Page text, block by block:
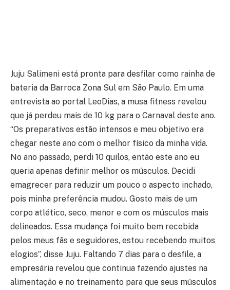
Juju Salimeni está pronta para desfilar como rainha de
bateria da Barroca Zona Sul em São Paulo. Em uma
entrevista ao portal LeoDias, a musa fitness revelou
que já perdeu mais de 10 kg para o Carnaval deste ano.
“Os preparativos estão intensos e meu objetivo era
chegar neste ano com o melhor físico da minha vida.
No ano passado, perdi 10 quilos, então este ano eu
queria apenas definir melhor os músculos. Decidi
emagrecer para reduzir um pouco o aspecto inchado,
pois minha preferência mudou. Gosto mais de um
corpo atlético, seco, menor e com os músculos mais
delineados. Essa mudança foi muito bem recebida
pelos meus fãs e seguidores, estou recebendo muitos
elogios”, disse Juju. Faltando 7 dias para o desfile, a
empresária revelou que continua fazendo ajustes na
alimentação e no treinamento para que seus músculos